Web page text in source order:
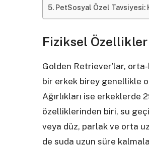
PetSosyal Özel Tavsiyesi:
Fiziksel Özellikler
Golden Retriever’lar,
bir erkek birey genellikle
Ağırlıkları ise erkeklerde
özelliklerinden biri, su
veya düz, parlak ve orta
de suda uzun süre